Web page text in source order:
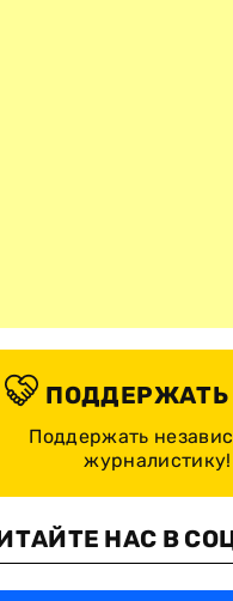
ПОДДЕРЖАТЬ
Поддержать
журналистику!
НАС В